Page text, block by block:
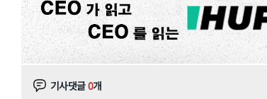
기사댓글0개